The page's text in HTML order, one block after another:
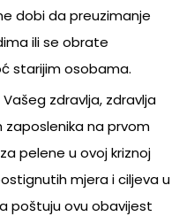
dobi da preuzimanje
ili se obrate
starijim osobama.
zdravlja, zdravlja
zaposlenika na prvom
pelene u ovoj kriznoj
mjera i ciljeva u
poštuju ovu obavijest